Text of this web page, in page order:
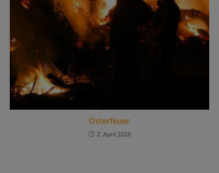
Osterfeuer
2. April 2026